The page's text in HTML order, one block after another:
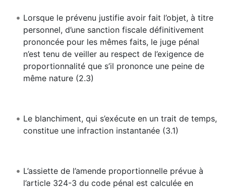
Lorsque le prévenu justifie avoir fait l’objet, à titre
personnel, d’une sanction fiscale définitivement
prononcée pour les mêmes faits, le juge pénal
n’est tenu de veiller au respect de l’exigence de
proportionnalité que s’il prononce une peine de
même nature (2.3)
Le blanchiment, qui s’exécute en un trait de temps,
constitue une infraction instantanée (3.1)
L’assiette de l’amende proportionnelle prévue à
l’article 324-3 du code pénal est calculée en